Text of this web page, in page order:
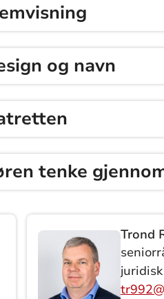
og navn
tenke
Trond